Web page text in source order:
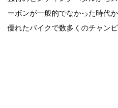
ーボンが一般的でなかった時代
優れたバイクで数多くのチャン